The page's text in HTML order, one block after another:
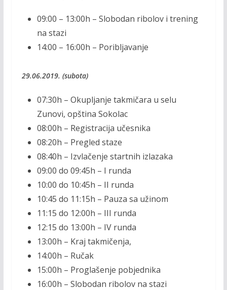
09:00 – 13:00h – Slobodan ribolov i trening
na stazi
14:00 – 16:00h – Poribljavanje
29.06.2019. (subota)
07:30h – Okupljanje takmičara u selu
Zunovi, opština Sokolac
08:00h – Registracija učesnika
08:20h – Pregled staze
08:40h – Izvlačenje startnih izlazaka
09:00 do 09:45h – I runda
10:00 do 10:45h – II runda
10:45 do 11:15h – Pauza sa užinom
11:15 do 12:00h – III runda
12:15 do 13:00h – IV runda
13:00h – Kraj takmičenja,
14:00h – Ručak
15:00h – Proglašenje pobjednika
16:00h – Slobodan ribolov na stazi